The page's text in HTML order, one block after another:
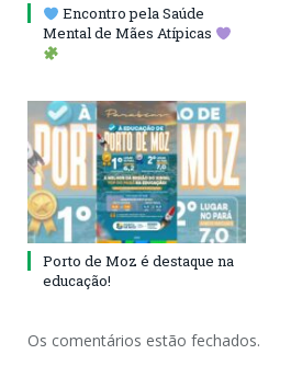
Encontro pela Saúde
Mental de Mães Atípicas
Porto de Moz é destaque na
educação!
Os comentários estão fechados.